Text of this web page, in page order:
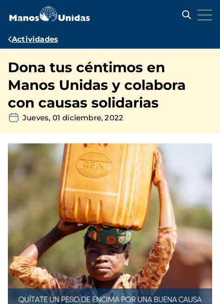
contenido
Ruta
navegación
Actividades
Dona tus céntimos en
Manos Unidas y colabora
con causas solidarias
Jueves, 01 diciembre, 2022